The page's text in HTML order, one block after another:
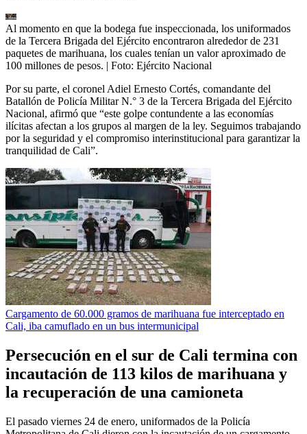
Al momento en que la bodega fue inspeccionada, los uniformados
de la Tercera Brigada del Ejército encontraron alrededor de 231
paquetes de marihuana, los cuales tenían un valor aproximado de
100 millones de pesos. | Foto: Ejército Nacional
Por su parte, el coronel Adiel Ernesto Cortés, comandante del
Batallón de Policía Militar N.° 3 de la Tercera Brigada del Ejército
Nacional, afirmó que “este golpe contundente a las economías
ilícitas afectan a los grupos al margen de la ley. Seguimos trabajando
por la seguridad y el compromiso interinstitucional para garantizar la
tranquilidad de Cali”.
Cargamento de 60.000 gramos de marihuana fue interceptado en
Cali, iba camuflado en un bus intermunicipal
Persecución en el sur de Cali termina con
incautación de 113 kilos de marihuana y
la recuperación de una camioneta
El pasado viernes 24 de enero, uniformados de la Policía